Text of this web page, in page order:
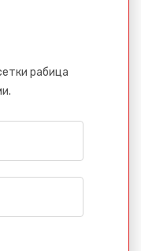
рабица